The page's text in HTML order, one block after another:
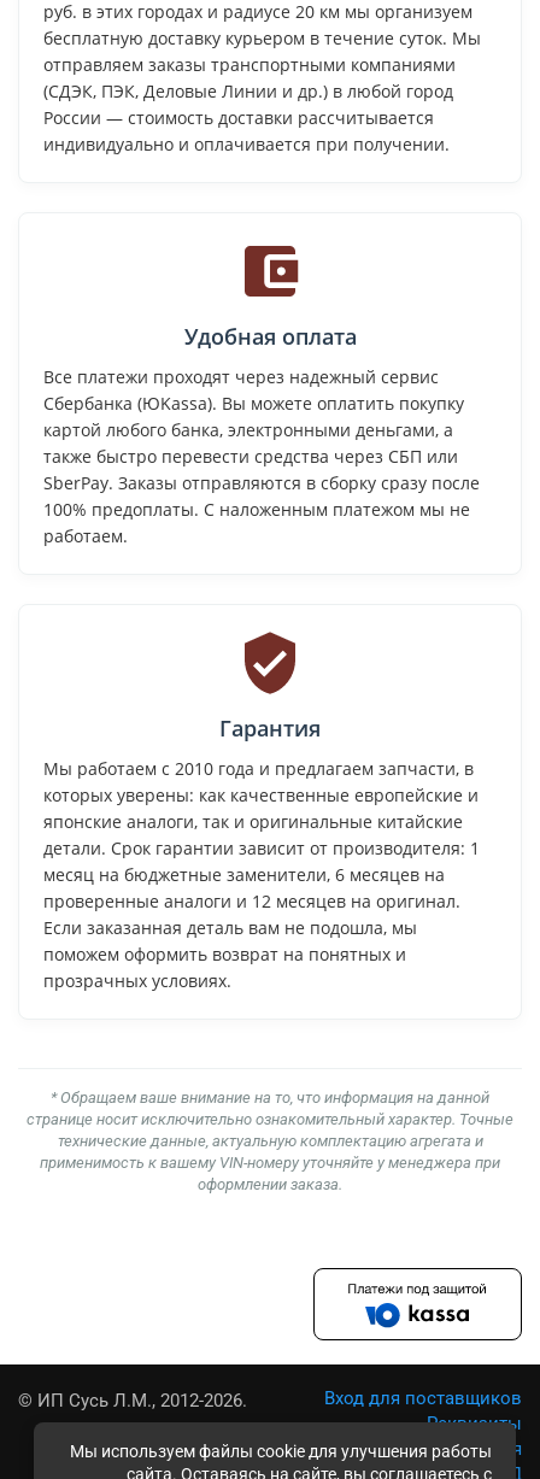
Мы используем файлы cookie для улучшения работы
сайта. Оставаясь на сайте, вы соглашаетесь с
руб. в этих городах и радиусе 20 км мы организуем
бесплатную доставку курьером в течение суток. Мы
отправляем заказы транспортными компаниями
(СДЭК, ПЭК, Деловые Линии и др.) в любой город
России — стоимость доставки рассчитывается
индивидуально и оплачивается при получении.
Удобная оплата
Все платежи проходят через надежный сервис
Сбербанка (ЮKassa). Вы можете оплатить покупку
картой любого банка, электронными деньгами, а
также быстро перевести средства через СБП или
SberPay. Заказы отправляются в сборку сразу после
100% предоплаты. С наложенным платежом мы не
работаем.
Гарантия
Мы работаем с 2010 года и предлагаем запчасти, в
которых уверены: как качественные европейские и
японские аналоги, так и оригинальные китайские
детали. Срок гарантии зависит от производителя: 1
месяц на бюджетные заменители, 6 месяцев на
проверенные аналоги и 12 месяцев на оригинал.
Если заказанная деталь вам не подошла, мы
поможем оформить возврат на понятных и
прозрачных условиях.
* Обращаем ваше внимание на то, что информация на данной
странице носит исключительно ознакомительный характер. Точные
технические данные, актуальную комплектацию агрегата и
применимость к вашему VIN-номеру уточняйте у менеджера при
оформлении заказа.
© ИП Сусь Л.М., 2012-2026.
Вход для поставщиков
Реквизиты
Условия использования
Политика обработки ПД